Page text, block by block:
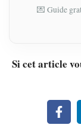
💌 Guide
Si cet article